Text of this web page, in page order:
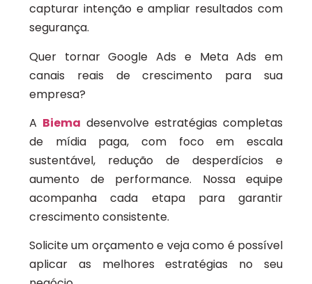
capturar intenção e ampliar resultados com
segurança.
Quer tornar Google Ads e Meta Ads em
canais reais de crescimento para sua
empresa?
A Biema desenvolve estratégias completas
de mídia paga, com foco em escala
sustentável, redução de desperdícios e
aumento de performance. Nossa equipe
acompanha cada etapa para garantir
crescimento consistente.
Solicite um orçamento e veja como é possível
aplicar as melhores estratégias no seu